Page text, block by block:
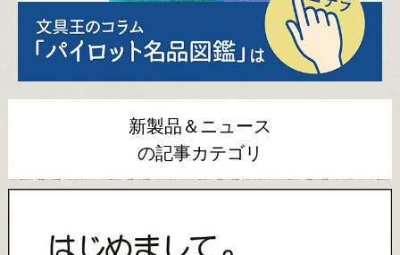
新製品＆ニュース
の記事カテゴリ